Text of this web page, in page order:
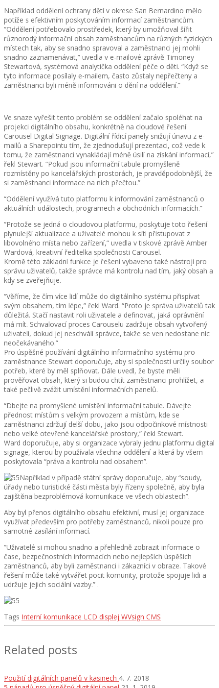
Například oddělení ochrany dětí v okrese San Bernardino mělo
potíže s efektivním poskytováním informací zaměstnancům.
“Oddělení potřebovalo prostředek, který by umožňoval šířit
různorodý informační obsah zaměstnancům na různých fyzických
místech tak, aby se snadno spravoval a zaměstnanci jej mohli
snadno zaznamenávat,” uvedla v e-mailové zprávě Timoney
Stewartová, systémová analytička oddělení péče o děti. “Když se
tyto informace posílaly e-mailem, často zůstaly nepřečteny a
zaměstnanci byli méně informováni o dění na oddělení.”
Ve snaze vyřešit tento problém se oddělení začalo spoléhat na
projekci digitálního obsahu, konkrétně na cloudové řešení
Carousel Digital Signage. Digitální řídicí panely snižují únavu z e-
mailů a Sharepointu tím, že zjednodušují prezentaci, což vede k
tomu, že zaměstnanci vynakládají méně úsilí na získání informací,”
řekl Stewart. “Pokud jsou informační tabule promyšleně
rozmístěny po kancelářských prostorách, je pravděpodobnější, že
si zaměstnanci informace na nich přečtou.”
“Oddělení využívá tuto platformu k informování zaměstnanců o
aktuálních událostech, programech a obchodních informacích.”
“Protože se jedná o cloudovou platformu, poskytuje toto řešení
plynulejší aktualizace a uživatelé mohou k síti přistupovat z
libovolného místa nebo zařízení,” uvedla v tiskové zprávě Amber
Wardová, kreativní ředitelka společnosti Carousel.
Kromě této základní funkce je řešení vybaveno také nástroji pro
správu uživatelů, takže správce má kontrolu nad tím, jaký obsah a
kdy se zveřejňuje.
“Věříme, že čím více lidí může do digitálního systému přispívat
svým obsahem, tím lépe,” řekl Ward. “Proto je správa uživatelů tak
důležitá. Stačí nastavit roli uživatele a definovat, jaká oprávnění
má mít. Schvalovací proces Carouselu zadržuje obsah vytvořený
uživateli, dokud jej neschválí správce, takže se ven nedostane nic
neočekávaného.”
Pro úspěšné používání digitálního informačního systému pro
zaměstnance Stewart doporučuje, aby si společnosti určily soubor
potřeb, které by měl splňovat. Dále uvedl, že byste měli
prověřovat obsah, který si budou chtít zaměstnanci prohlížet, a
také pečlivě zvážit umístění informačních panelů.
“Dbejte na promyšlené umístění informační tabule. Dávejte
přednost místům s velkým provozem a místům, kde se
zaměstnanci zdržují delší dobu, jako jsou odpočinkové místnosti
nebo velké otevřené kancelářské prostory,” řekl Stewart.
Ward doporučuje, aby si organizace vybraly jednu platformu digital
signage, kterou by používala všechna oddělení a která by všem
poskytovala “práva a kontrolu nad obsahem”.
Například v případě státní správy doporučuje, aby “soudy,
úřady nebo turistické části města byly řízeny společně, aby byla
zajištěna bezproblémová komunikace ve všech oblastech”.
Aby byl přenos digitálního obsahu efektivní, musí jej organizace
využívat především pro potřeby zaměstnanců, nikoli pouze pro
samotné zasílání informací.
“Uživatelé si mohou snadno a přehledně zobrazit informace o
čase, bezpečnostních informacích nebo nejlepších úspěších
zaměstnanců, aby byli zaměstnanci i zákazníci v obraze. Takové
řešení může také vytvářet pocit komunity, protože spojuje lidi a
udržuje jejich sociální vazby.” .
Tags Interní komunikace LCD displej WVsign CMS
Related posts
Použití digitálních panelů v kasinech 4. 7. 2018